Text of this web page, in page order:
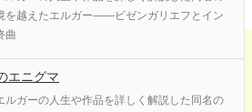
を越えたエルガー――ビゼンガリエフとイン
曲
エニグマ
ルガーの人生や作品を詳しく解説した同名の